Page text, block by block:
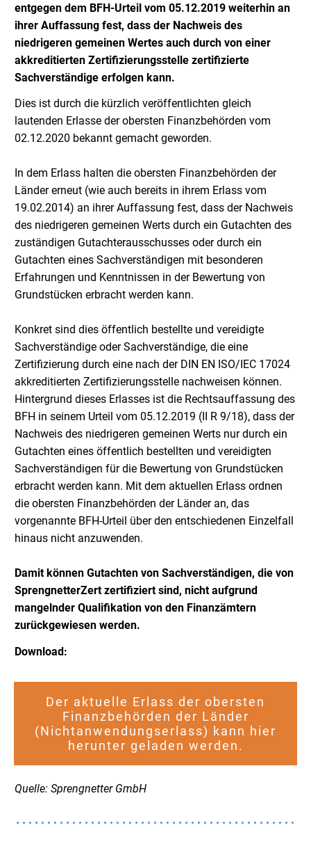
entgegen dem BFH-Urteil vom 05.12.2019 weiterhin an
ihrer Auffassung fest, dass der Nachweis des
niedrigeren gemeinen Wertes auch durch von einer
akkreditierten Zertifizierungsstelle zertifizierte
Sachverständige erfolgen kann.
Dies ist durch die kürzlich veröffentlichten gleich
lautenden Erlasse der obersten Finanzbehörden vom
02.12.2020 bekannt gemacht geworden.
In dem Erlass halten die obersten Finanzbehörden der
Länder erneut (wie auch bereits in ihrem Erlass vom
19.02.2014) an ihrer Auffassung fest, dass der Nachweis
des niedrigeren gemeinen Werts durch ein Gutachten des
zuständigen Gutachterausschusses oder durch ein
Gutachten eines Sachverständigen mit besonderen
Erfahrungen und Kenntnissen in der Bewertung von
Grundstücken erbracht werden kann.
Konkret sind dies öffentlich bestellte und vereidigte
Sachverständige oder Sachverständige, die eine
Zertifizierung durch eine nach der DIN EN ISO/IEC 17024
akkreditierten Zertifizierungsstelle nachweisen können.
Hintergrund dieses Erlasses ist die Rechtsauffassung des
BFH in seinem Urteil vom 05.12.2019 (II R 9/18), dass der
Nachweis des niedrigeren gemeinen Werts nur durch ein
Gutachten eines öffentlich bestellten und vereidigten
Sachverständigen für die Bewertung von Grundstücken
erbracht werden kann. Mit dem aktuellen Erlass ordnen
die obersten Finanzbehörden der Länder an, das
vorgenannte BFH-Urteil über den entschiedenen Einzelfall
hinaus nicht anzuwenden.
Damit können Gutachten von Sachverständigen, die von
SprengnetterZert zertifiziert sind, nicht aufgrund
mangelnder Qualifikation von den Finanzämtern
zurückgewiesen werden.
Download:
Der aktuelle Erlass der obersten
Finanzbehörden der Länder
(Nichtanwendungserlass) kann hier
herunter geladen werden.
Quelle: Sprengnetter GmbH